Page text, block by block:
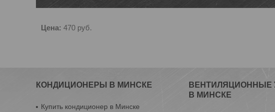
Цена: 470 руб.
КОНДИЦИОНЕРЫ В МИНСКЕ
Купить кондиционер в Минске
ВЕНТИЛЯЦИОННЫЕ
В МИНСКЕ